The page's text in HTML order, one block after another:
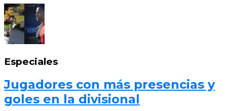
Especiales
Jugadores con más presencias y
goles en la divisional